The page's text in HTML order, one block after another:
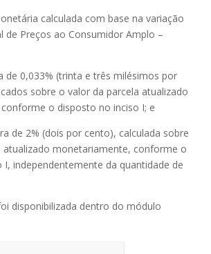
calculada com base na variação
de Preços ao Consumidor Amplo –
de 0,033% (trinta e três milésimos por
sobre o valor da parcela atualizado
o disposto no inciso I; e
de 2% (dois por cento), calculada sobre
atualizado monetariamente, conforme o
I, independentemente da quantidade de
disponibilizada dentro do módulo